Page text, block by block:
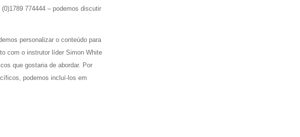
774444 – podemos discutir
personalizar o conteúdo para
com o instrutor líder Simon White
que gostaria de abordar. Por
podemos incluí-los em